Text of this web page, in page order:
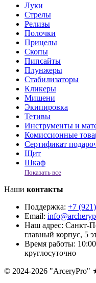
Луки
Стрелы
Релизы
Полочки
Прицелы
Скопы
Пипсайты
Плунжеры
Стабилизаторы
Кликеры
Мишени
Экипировка
Тетивы
Инструменты и
Комиссионные
Сертификат
Щит
Шкаф
Показать все
Наши контакты
Поддержка: +7
Email:
Наш адрес: Санкт-
главный корпус, 5
Время работы:
круглосуточно
© 2024-2026 "ArceryPro"